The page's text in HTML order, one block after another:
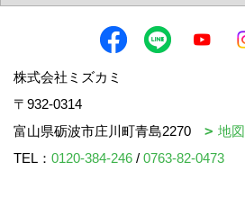
株式会社ミズカミ
〒932-0314
富山県砺波市庄川町青島2270
地図
TEL： 0120-384-246 / 0763-82-0473